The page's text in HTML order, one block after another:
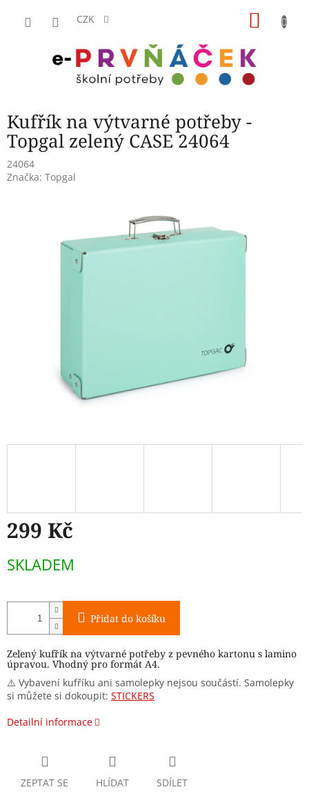
CZK
Kufřík na výtvarné potřeby -
Topgal zelený CASE 24064
24064
Značka: Topgal
299 Kč
cena:
SKLADEM
Přidat do košíku
Zelený kufřík na výtvarné potřeby z pevného kartonu s lamino
úpravou. Vhodný pro formát A4.
⚠️ Vybavení kufříku ani samolepky nejsou součástí. Samolepky
si můžete si dokoupit: STICKERS
Detailní informace
ZEPTAT SE HLÍDAT SDÍLET